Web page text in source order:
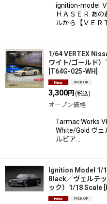
ignition-model
ＨＡＳＥＲ あ
ルから【ＶＥＲ
1/64 VERTEX
ワイト/ゴールド
T64G-025-WH
3,300円 (税込)
オープン価格
Tarmac Works
White/Gold ヴ
ルビア…
Ignition Model 1/
Black／ヴェルテ
ック）1/18 Scale